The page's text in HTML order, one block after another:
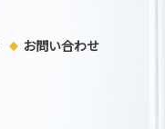
お問い合わせ